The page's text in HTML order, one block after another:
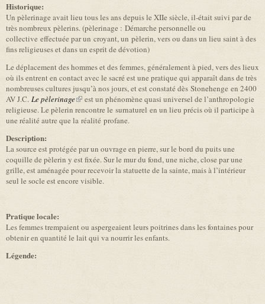
Historique:
Un pèlerinage avait lieu tous les ans depuis le XIIe siècle, il-était suivi par de
très nombreux pèlerins. (pèlerinage : Démarche personnelle ou
collective effectuée par un croyant, un pèlerin, vers ou dans un lieu saint à des
fins religieuses et dans un esprit de dévotion)
Le déplacement des hommes et des femmes, généralement à pied, vers des lieux
où ils entrent en contact avec le sacré est une pratique qui apparaît dans de très
nombreuses cultures jusqu’à nos jours, et est constaté dès Stonehenge en 2400
AV J.C. Le pèlerinage(link is external)
est un phénomène quasi universel de l’anthropologie
religieuse. Le pèlerin rencontre le surnaturel en un lieu précis où il participe à
une réalité autre que la réalité profane.
Description:
La source est protégée par un ouvrage en pierre, sur le bord du puits une
coquille de pèlerin y est fixée. Sur le mur du fond, une niche, close par une
grille, est aménagée pour recevoir la statuette de la sainte, mais à l’intérieur
seul le socle est encore visible.
Pratique locale:
Les femmes trempaient ou aspergeaient leurs poitrines dans les fontaines pour
obtenir en quantité le lait qui va nourrir les enfants.
Légende: